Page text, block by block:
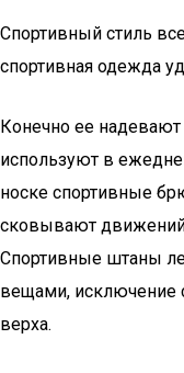
Спортивный стиль
спортивная одежда
Конечно ее надевают
используют в
носке спортивные
сковывают
Спортивные штаны
вещами, исключение
верха.